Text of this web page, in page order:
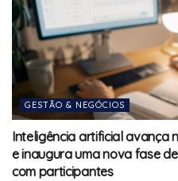
GESTÃO & NEGÓCIOS
Inteligência artificial avança
e inaugura uma nova fase
com participantes